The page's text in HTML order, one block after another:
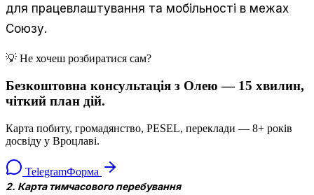
для працевлаштування та мобільності в межах
Союзу.
💡 Не хочеш розбиратися сам?
Безкоштовна консультація з Олею — 15 хвилин,
чіткий план дій.
Карта побиту, громадянство, PESEL, переклади — 8+ років
досвіду у Вроцлаві.
TelegramФорма
2. Карта тимчасового перебування